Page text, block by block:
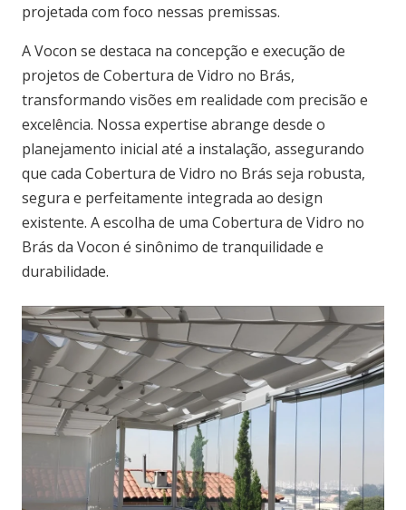
projetada com foco nessas premissas.
A Vocon se destaca na concepção e execução de
projetos de Cobertura de Vidro no Brás,
transformando visões em realidade com precisão e
excelência. Nossa expertise abrange desde o
planejamento inicial até a instalação, assegurando
que cada Cobertura de Vidro no Brás seja robusta,
segura e perfeitamente integrada ao design
existente. A escolha de uma Cobertura de Vidro no
Brás da Vocon é sinônimo de tranquilidade e
durabilidade.